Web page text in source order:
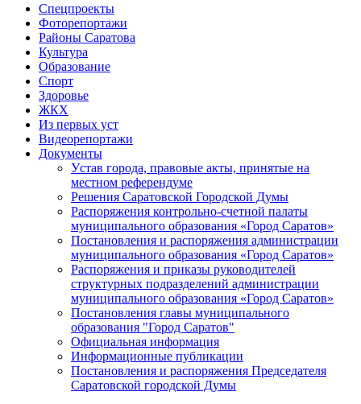
Спецпроекты
Фоторепортажи
Районы Саратова
Культура
Образование
Спорт
Здоровье
ЖКХ
Из пеpвых уст
Видеорепортажи
Документы
Уcтав города, правовые акты, принятые на
местном референдуме
Решения Саратовской Городской Думы
Распоряжения контрольно-счетной палаты
муниципального образования «Город Саратов»
Постановления и распоряжения администрации
муниципального образования «Город Саратов»
Распоряжения и приказы руководителей
структурных подразделений администрации
муниципального образования «Город Саратов»
Постановления главы муниципального
образования "Город Саратов"
Официальная информация
Информационные публикации
Постановления и распоряжения Председателя
Саратовской городской Думы